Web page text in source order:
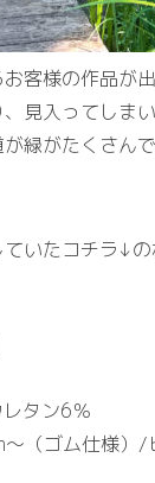
客様の作品が
見入ってしまい
緑がたくさん
ていたコチラ↓
タン6％
（ゴム仕様）/